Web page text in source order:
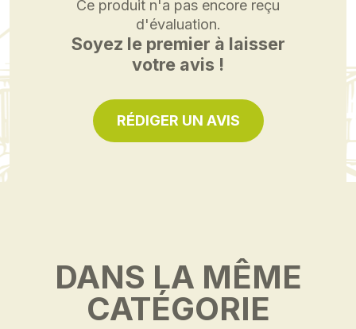
Ce produit n'a pas encore reçu
d'évaluation.
Soyez le premier à laisser
votre avis !
RÉDIGER UN AVIS
DANS LA MÊME
CATÉGORIE